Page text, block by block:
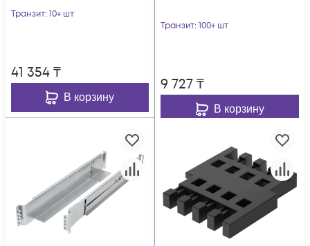
Транзит: 10+ шт
41 354₸
В корзину
Транзит: 100+ шт
9 727₸
В корзину